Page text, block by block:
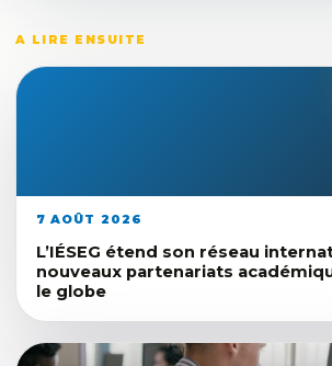
A LIRE ENSUITE
7 AOÛT 2026
L’IÉSEG étend son réseau
nouveaux partenariats
le globe